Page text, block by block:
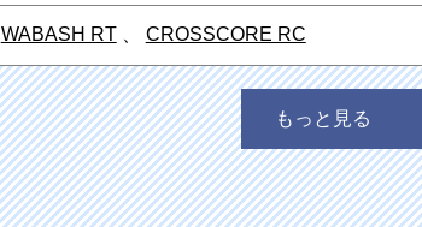
WABASH RT、 CROSSCORE RC
もっと見る